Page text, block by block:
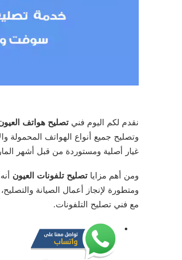
نقدم لكم اليوم فني تصليح هواتف
وتصليح جميع أنواع الهواتف المحمولة
غيار أصلية ومستوردة من قبل أشهر
ومن أهم مزايا تصليح تلفونات العيون
ومتطورة لإنجاز أعمال الصيانة
مع فني تصليح التلفونات.